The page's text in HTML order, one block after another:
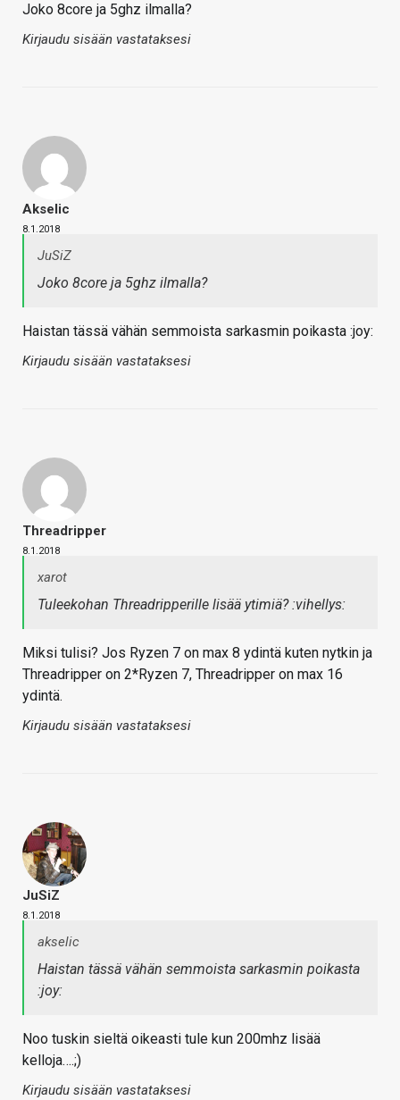
Joko 8core ja 5ghz ilmalla?
Kirjaudu sisään vastataksesi
Akselic
8.1.2018
JuSiZ
Joko 8core ja 5ghz ilmalla?
Haistan tässä vähän semmoista sarkasmin poikasta :joy:
Kirjaudu sisään vastataksesi
Threadripper
8.1.2018
xarot
Tuleekohan Threadripperille lisää ytimiä? :vihellys:
Miksi tulisi? Jos Ryzen 7 on max 8 ydintä kuten nytkin ja
Threadripper on 2*Ryzen 7, Threadripper on max 16
ydintä.
Kirjaudu sisään vastataksesi
JuSiZ
8.1.2018
akselic
Haistan tässä vähän semmoista sarkasmin poikasta
:joy:
Noo tuskin sieltä oikeasti tule kun 200mhz lisää
kelloja….;)
Kirjaudu sisään vastataksesi